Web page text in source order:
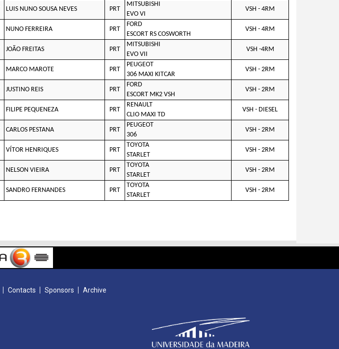
LUIS NUNO SOUSA NEVES PRT
MITSUBISHI
EVO VI
VSH - 4RM
NUNO FERREIRA PRT
FORD
ESCORT RS COSWORTH
VSH - 4RM
JOÃO FREITAS PRT
MITSUBISHI
EVO VII
VSH -4RM
MARCO MAROTE PRT
PEUGEOT
306 MAXI KITCAR
VSH - 2RM
JUSTINO REIS PRT
FORD
ESCORT MK2 VSH
VSH - 2RM
FILIPE PEQUENEZA PRT
RENAULT
CLIO MAXI TD
VSH - DIESEL
CARLOS PESTANA PRT
PEUGEOT
306
VSH - 2RM
VÍTOR HENRIQUES PRT
TOYOTA
STARLET
VSH - 2RM
NELSON VIEIRA PRT
TOYOTA
STARLET
VSH - 2RM
SANDRO FERNANDES PRT
TOYOTA
STARLET
VSH - 2RM
Contacts Sponsors Archive